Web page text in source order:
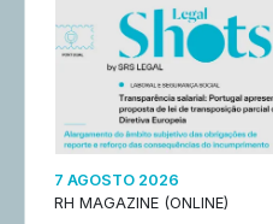
7 AGOSTO 2026
RH MAGAZINE (ONLINE)